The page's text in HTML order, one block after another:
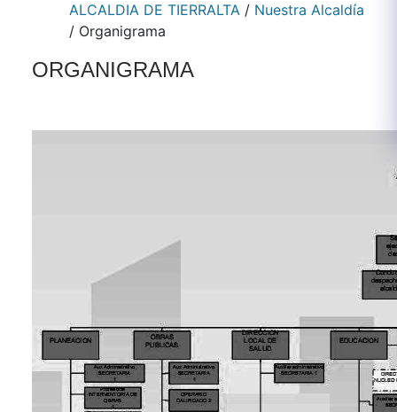
ALCALDIA DE TIERRALTA / Nuestra Alcaldía
/ Organigrama
ORGANIGRAMA